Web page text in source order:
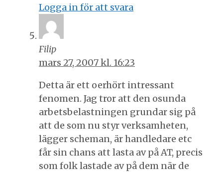
Logga in för att svara
Filip
mars 27, 2007 kl. 16:23
Detta är ett oerhört intressant
fenomen. Jag tror att den osunda
arbetsbelastningen grundar sig på
att de som nu styr verksamheten,
lägger scheman, är handledare etc
får sin chans att lasta av på AT, precis
som folk lastade av på dem när de